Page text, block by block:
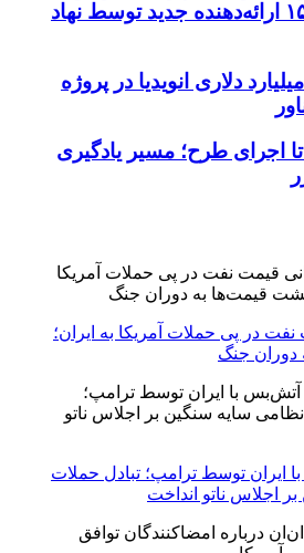
MiCA؛ افزودن ۱۵ ارائه‌دهنده جدید توسط نهاد
سرمایه‌گذاری ۱ میلیارد دلاری انویدیا در پروژه
تا اجرای طرح؛ مسیر یادگیری
در پی حملات آمریکا به ایران؛
دوران جنگ
ایران توسط ترامپ؛ تبادل حملات
اجلاس ناتو انداخت